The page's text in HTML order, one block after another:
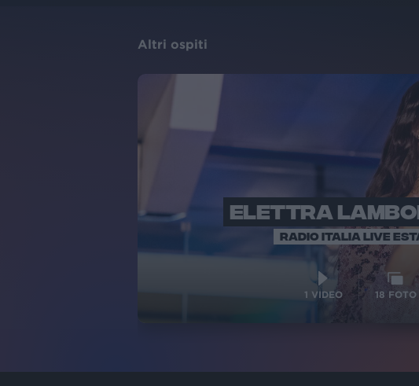
Altri ospiti
ELETTRA
RADIO ITALIA LIVE
1 VIDEO 18 FOTO